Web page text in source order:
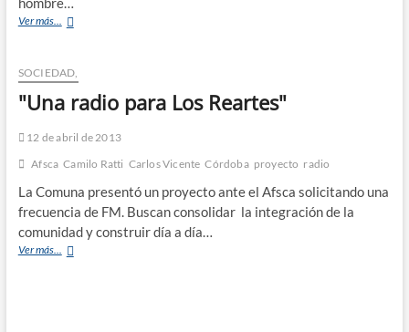
Ver más...
SOCIEDAD,
"Una radio para Los Reartes"
12 de abril de 2013
Afsca Camilo Ratti Carlos Vicente Córdoba proyecto radio
La Comuna presentó un proyecto ante el Afsca solicitando una
frecuencia de FM. Buscan consolidar la integración de la
comunidad y construir día a día…
Ver más...